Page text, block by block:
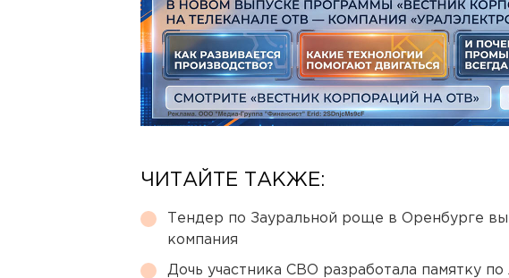
ЧИТАЙТЕ ТАКЖЕ:
Тендер по Зауральной роще в Оренбурге
компания
Дочь участника СВО разработала памятку